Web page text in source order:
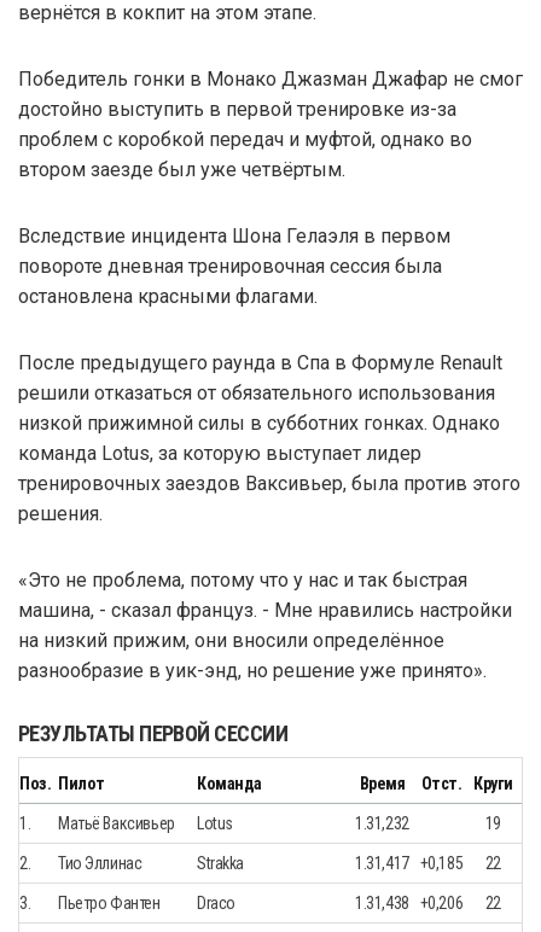
вернётся в кокпит на этом этапе.
Победитель гонки в Монако Джазман Джафар не смог
достойно выступить в первой тренировке из-за
проблем с коробкой передач и муфтой, однако во
втором заезде был уже четвёртым.
Вследствие инцидента Шона Гелаэля в первом
повороте дневная тренировочная сессия была
остановлена красными флагами.
После предыдущего раунда в Спа в Формуле Renault
решили отказаться от обязательного использования
низкой прижимной силы в субботних гонках. Однако
команда Lotus, за которую выступает лидер
тренировочных заездов Ваксивьер, была против этого
решения.
«Это не проблема, потому что у нас и так быстрая
машина, - сказал француз. - Мне нравились настройки
на низкий прижим, они вносили определённое
разнообразие в уик-энд, но решение уже принято».
РЕЗУЛЬТАТЫ ПЕРВОЙ СЕССИИ
Поз. Пилот Команда Время Отст. Круги
1. Матьё Ваксивьер Lotus 1.31,232 19
2. Тио Эллинас Strakka 1.31,417 +0,185 22
3. Пьетро Фантен Draco 1.31,438 +0,206 22